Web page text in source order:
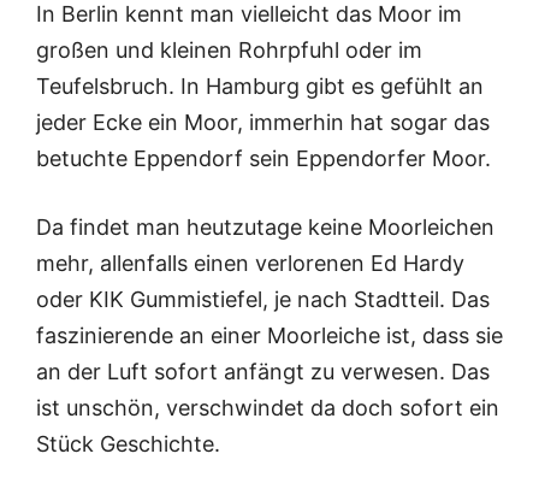
In Berlin kennt man vielleicht das Moor im
großen und kleinen Rohrpfuhl oder im
Teufelsbruch. In Hamburg gibt es gefühlt an
jeder Ecke ein Moor, immerhin hat sogar das
betuchte Eppendorf sein Eppendorfer Moor.
Da findet man heutzutage keine Moorleichen
mehr, allenfalls einen verlorenen Ed Hardy
oder KIK Gummistiefel, je nach Stadtteil. Das
faszinierende an einer Moorleiche ist, dass sie
an der Luft sofort anfängt zu verwesen. Das
ist unschön, verschwindet da doch sofort ein
Stück Geschichte.